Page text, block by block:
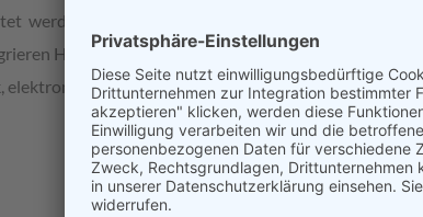
werden. Es erfolgt eine Vernetzung von Hard-
Hardware in verschiedenen Ausprägungen
Messtechnik) und Software.